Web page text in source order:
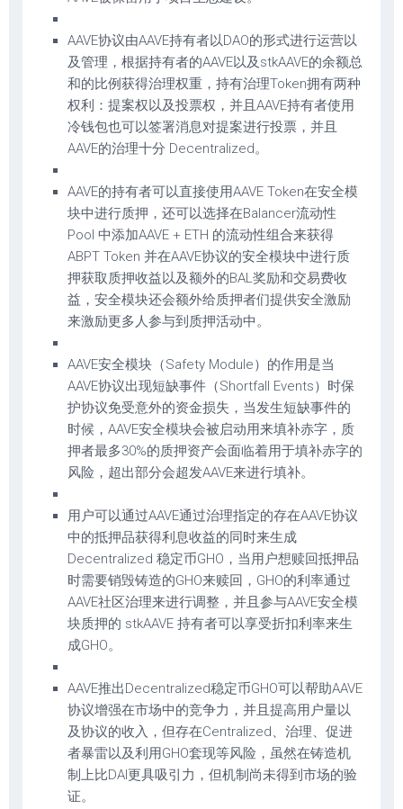
AAVE协议由AAVE持有者以DAO的形式进行运营以
及管理，根据持有者的AAVE以及stkAAVE的余额总
和的比例获得治理权重，持有治理Token拥有两种
权利：提案权以及投票权，并且AAVE持有者使用
冷钱包也可以签署消息对提案进行投票，并且
AAVE的治理十分 Decentralized。
AAVE的持有者可以直接使用AAVE Token在安全模
块中进行质押，还可以选择在Balancer流动性
Pool 中添加AAVE + ETH 的流动性组合来获得
ABPT Token 并在AAVE协议的安全模块中进行质
押获取质押收益以及额外的BAL奖励和交易费收
益，安全模块还会额外给质押者们提供安全激励
来激励更多人参与到质押活动中。
AAVE安全模块（Safety Module）的作用是当
AAVE协议出现短缺事件（Shortfall Events）时保
护协议免受意外的资金损失，当发生短缺事件的
时候，AAVE安全模块会被启动用来填补赤字，质
押者最多30%的质押资产会面临着用于填补赤字的
风险，超出部分会超发AAVE来进行填补。
用户可以通过AAVE通过治理指定的存在AAVE协议
中的抵押品获得利息收益的同时来生成
Decentralized 稳定币GHO，当用户想赎回抵押品
时需要销毁铸造的GHO来赎回，GHO的利率通过
AAVE社区治理来进行调整，并且参与AAVE安全模
块质押的 stkAAVE 持有者可以享受折扣利率来生
成GHO。
AAVE推出Decentralized稳定币GHO可以帮助AAVE
协议增强在市场中的竞争力，并且提高用户量以
及协议的收入，但存在Centralized、治理、促进
者暴雷以及利用GHO套现等风险，虽然在铸造机
制上比DAI更具吸引力，但机制尚未得到市场的验
证。